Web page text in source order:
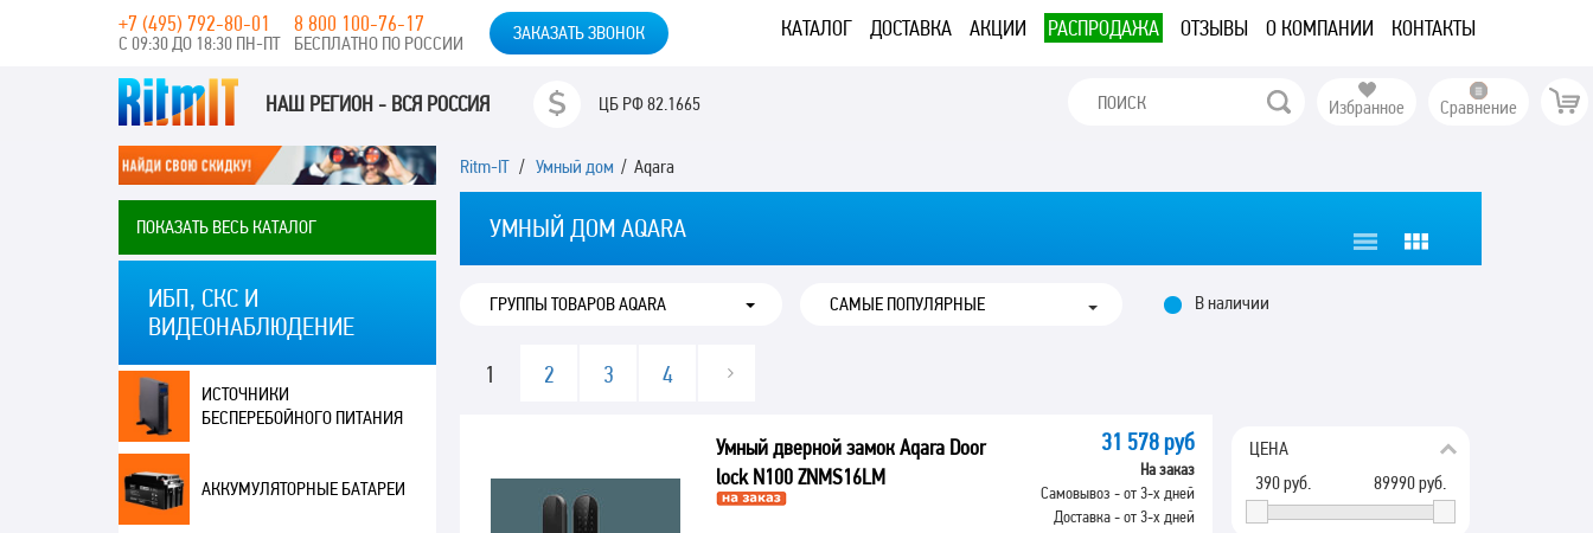
КАТАЛОГ ДОСТАВКА АКЦИИ РАСПРОДАЖА ОТЗЫВЫ О КОМПАНИИ КОНТАКТЫ
+7 (495) 792-80-01
С 09:30 ДО 18:30 ПН-ПТ
8 800 100-76-17
БЕСПЛАТНО ПО РОССИИ ЗАКАЗАТЬ ЗВОНОК
НАШ РЕГИОН - ВСЯ РОССИЯ ЦБ РФ82.1665 Избранное Сравнение
ПОКАЗАТЬ ВЕСЬ КАТАЛОГ
ИБП, СКС И
ВИДЕОНАБЛЮДЕНИЕ
ИСТОЧНИКИ
БЕСПЕРЕБОЙНОГО ПИТАНИЯ
АККУМУЛЯТОРНЫЕ БАТАРЕИ
Ritm-IT/ Умный дом / Aqara
УМНЫЙ ДОМ AQARA
ГРУППЫ ТОВАРОВ AQARA В наличии
1 2 3 4
ЦЕНА
89990руб.
390руб.
Умный дверной замок Aqara Door
lock N100 ZNMS16LM
31 578 руб
На заказ
Самовывоз - от 3-х дней
Доставка - от 3-х дней